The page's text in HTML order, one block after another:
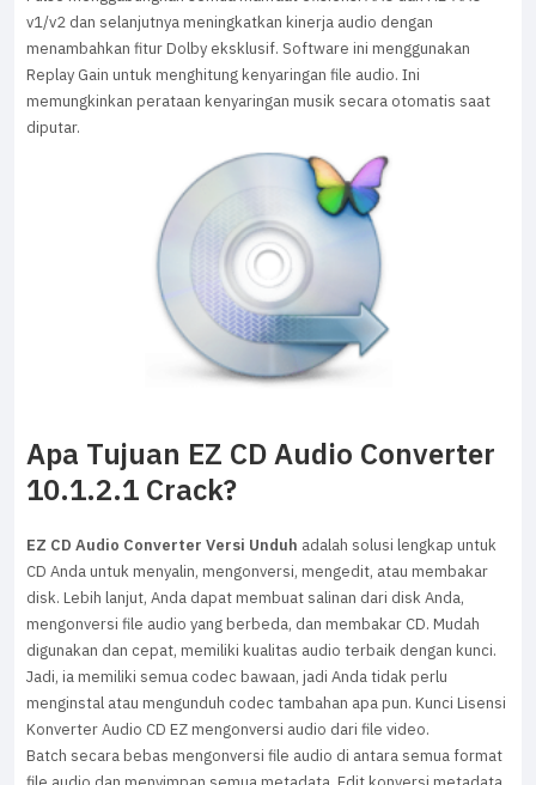
v1/v2 dan selanjutnya meningkatkan kinerja audio dengan
menambahkan fitur Dolby eksklusif. Software ini menggunakan
Replay Gain untuk menghitung kenyaringan file audio. Ini
memungkinkan perataan kenyaringan musik secara otomatis saat
diputar.
Apa Tujuan EZ CD Audio Converter
10.1.2.1 Crack?
EZ CD Audio Converter Versi Unduh adalah solusi lengkap untuk
CD Anda untuk menyalin, mengonversi, mengedit, atau membakar
disk. Lebih lanjut, Anda dapat membuat salinan dari disk Anda,
mengonversi file audio yang berbeda, dan membakar CD. Mudah
digunakan dan cepat, memiliki kualitas audio terbaik dengan kunci.
Jadi, ia memiliki semua codec bawaan, jadi Anda tidak perlu
menginstal atau mengunduh codec tambahan apa pun. Kunci Lisensi
Konverter Audio CD EZ mengonversi audio dari file video.
Batch secara bebas mengonversi file audio di antara semua format